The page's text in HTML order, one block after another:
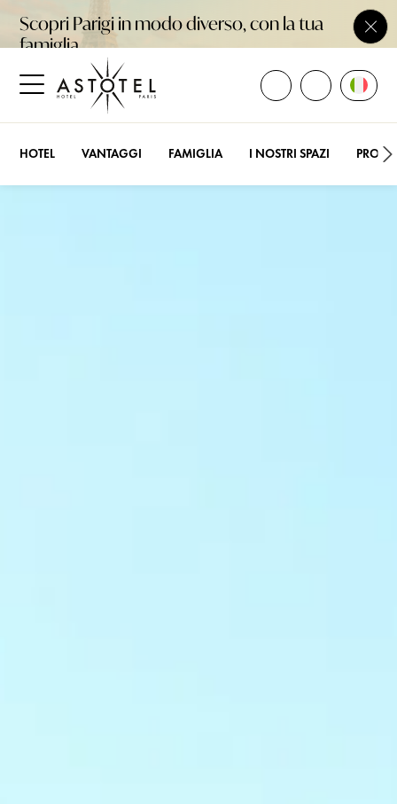
Scopri Parigi in modo diverso, con la tua
famiglia
Apri il menu laterale
APRI TUTTI I
CHIAMACI
Apri
HOTEL VANTAGGI FAMIGLIA I NOSTRI SPAZI PRO &